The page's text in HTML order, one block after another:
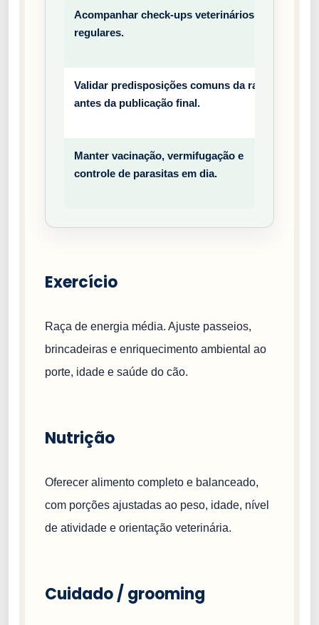
Acompanhar check-ups veterinários
regulares.
Validar predisposições comuns da raça
antes da publicação final.
Manter vacinação, vermifugação e
controle de parasitas em dia.
Exercício
Raça de energia média. Ajuste passeios,
brincadeiras e enriquecimento ambiental ao
porte, idade e saúde do cão.
Nutrição
Oferecer alimento completo e balanceado,
com porções ajustadas ao peso, idade, nível
de atividade e orientação veterinária.
Cuidado / grooming